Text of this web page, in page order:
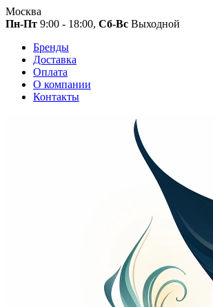
Москва
Пн-Пт 9:00 - 18:00, Сб-Вс Выходной
Бренды
Доставка
Оплата
О компании
Контакты